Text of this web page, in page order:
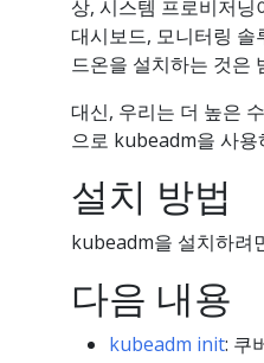
상, 시스템 프로비저
대시보드, 모니터링
드온을 설치하는 것은
대신, 우리는 더 높은
으로 kubeadm을 사용
설치 방법
kubeadm을 설치하려
다음 내용
kubeadm init: 쿠